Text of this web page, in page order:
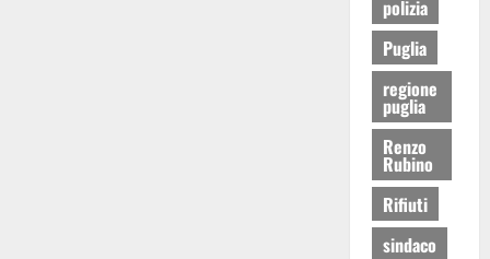
polizia
Puglia
regione
puglia
Renzo
Rubino
Rifiuti
sindaco